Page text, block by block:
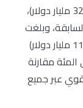
وبلغت إيرادات المجموعة 119.8 مليار درهم (32.6 مليار دولار)،
السابقة، وبلغت
الأرصدة النقدية للمجموعة 42.5 مليار درهم (11.6 مليار دولار)
الإطلاق، بزيادة نسبتها 65 في المئة مقارنة
عبر جميع